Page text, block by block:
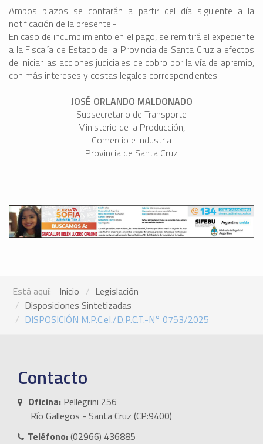
Ambos plazos se contarán a partir del día siguiente a la
notificación de la presente.-
En caso de incumplimiento en el pago, se remitirá el expediente
a la Fiscalía de Estado de la Provincia de Santa Cruz a efectos
de iniciar las acciones judiciales de cobro por la vía de apremio,
con más intereses y costas legales correspondientes.-
JOSÉ ORLANDO MALDONADO
Subsecretario de Transporte
Ministerio de la Producción,
Comercio e Industria
Provincia de Santa Cruz
Está aquí: Inicio
Legislación
Disposiciones Sintetizadas
DISPOSICIÓN M.P.C.eI./D.P.C.T.-N° 0753/2025
Contacto
Oficina: Pellegrini 256
Río Gallegos - Santa Cruz (CP:9400)
Teléfono:(02966) 436885